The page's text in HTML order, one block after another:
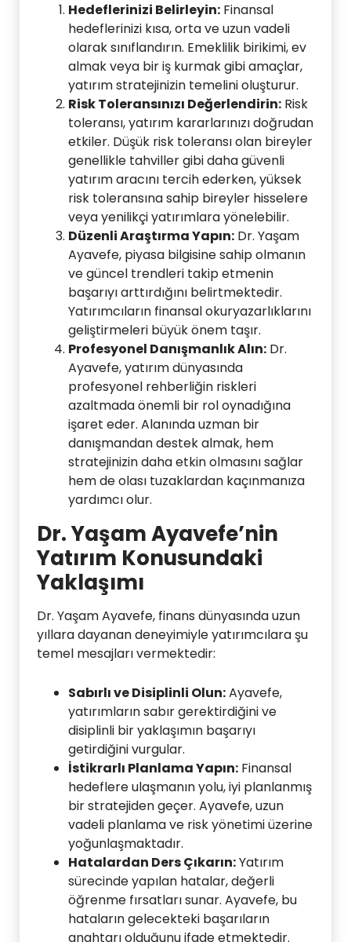
Hedeflerinizi Belirleyin: Finansal
hedeflerinizi kısa, orta ve uzun vadeli
olarak sınıflandırın. Emeklilik birikimi, ev
almak veya bir iş kurmak gibi amaçlar,
yatırım stratejinizin temelini oluşturur.
Risk Toleransınızı Değerlendirin: Risk
toleransı, yatırım kararlarınızı doğrudan
etkiler. Düşük risk toleransı olan bireyler
genellikle tahviller gibi daha güvenli
yatırım aracını tercih ederken, yüksek
risk toleransına sahip bireyler hisselere
veya yenilikçi yatırımlara yönelebilir.
Düzenli Araştırma Yapın: Dr. Yaşam
Ayavefe, piyasa bilgisine sahip olmanın
ve güncel trendleri takip etmenin
başarıyı arttırdığını belirtmektedir.
Yatırımcıların finansal okuryazarlıklarını
geliştirmeleri büyük önem taşır.
Profesyonel Danışmanlık Alın: Dr.
Ayavefe, yatırım dünyasında
profesyonel rehberliğin riskleri
azaltmada önemli bir rol oynadığına
işaret eder. Alanında uzman bir
danışmandan destek almak, hem
stratejinizin daha etkin olmasını sağlar
hem de olası tuzaklardan kaçınmanıza
yardımcı olur.
Dr. Yaşam Ayavefe’nin
Yatırım Konusundaki
Yaklaşımı
Dr. Yaşam Ayavefe, finans dünyasında uzun
yıllara dayanan deneyimiyle yatırımcılara şu
temel mesajları vermektedir:
Sabırlı ve Disiplinli Olun:Ayavefe,
yatırımların sabır gerektirdiğini ve
disiplinli bir yaklaşımın başarıyı
getirdiğini vurgular.
İstikrarlı Planlama Yapın: Finansal
hedeflere ulaşmanın yolu, iyi planlanmış
bir stratejiden geçer. Ayavefe, uzun
vadeli planlama ve risk yönetimi üzerine
yoğunlaşmaktadır.
Hatalardan Ders Çıkarın:Yatırım
sürecinde yapılan hatalar, değerli
öğrenme fırsatları sunar. Ayavefe, bu
hataların gelecekteki başarıların
anahtarı olduğunu ifade etmektedir.